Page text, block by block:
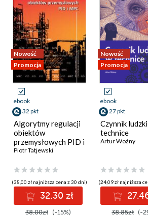
Nowość
Promocja
ebook
32 pkt
Algorytmy regulacji
obiektów
przemysłowych PID i
MPC
Piotr Tatjewski
(38,00 zł najniższa cena z 30 dni)
32.30 zł
38.00zł (-15%)
Nowość
Promocja
ebook
27 pkt
Czynnik
technice
Artur Woźny
(24,09 zł najniższa
38.85zł (-